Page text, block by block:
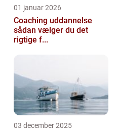
01 januar 2026
Coaching uddannelse
sådan vælger du det
rigtige f...
03 december 2025